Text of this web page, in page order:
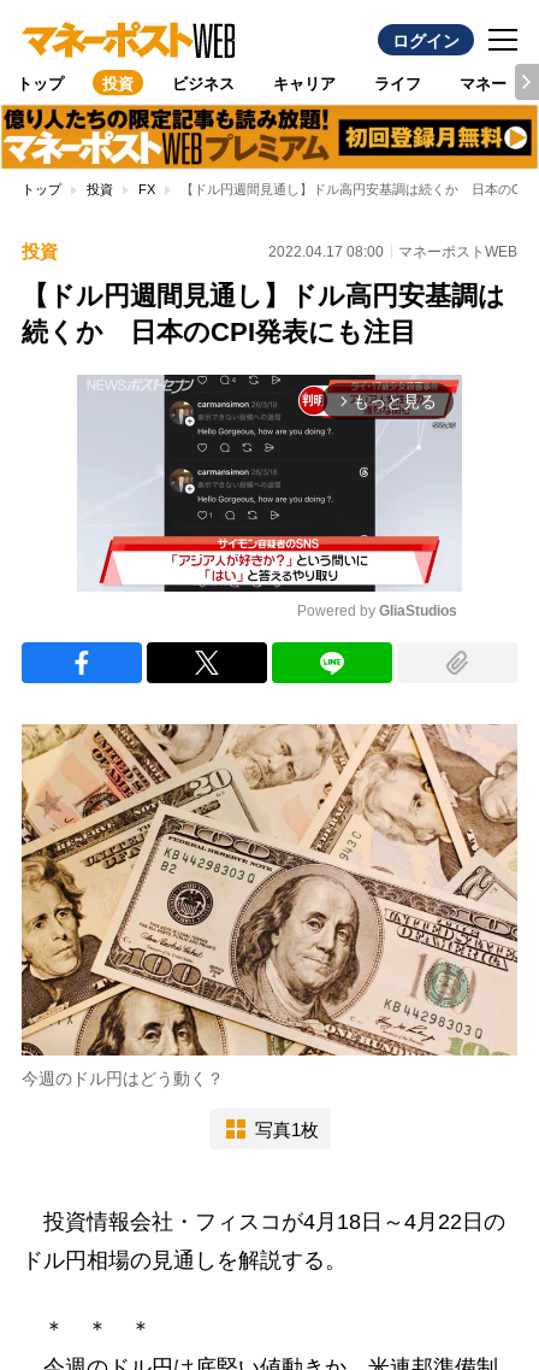
ログイン
トップ 投資 ビジネス キャリア ライフ マネー
トップ 投資 FX 【ドル円週間見通し】ドル高円安基調は続くか 日本のCPI
投資 2022.04.17 08:00 マネーポストWEB
【ドル円週間見通し】ドル高円安基調は
続くか 日本のCPI発表にも注目
arrow_forward_ios もっと見る
Powered by GliaStudios
今週のドル円はどう動く？
写真1枚
投資情報会社・フィスコが4月18日～4月22日の
ドル円相場の見通しを解説する。
＊ ＊ ＊